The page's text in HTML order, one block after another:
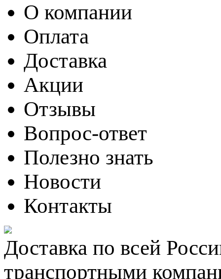
О компании
Оплата
Доставка
Акции
Отзывы
Вопрос-ответ
Полезно знать
Новости
Контакты
Доставка по всей
транспортными